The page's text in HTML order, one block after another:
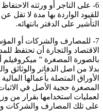
6- على التاجر أو ورثته الاحتفاظ
للقيود الواردة بها مدة لا
التأشير على الدفتر بانتهائه.
7- للمصارف والشركات أو
الاقتصاد والتجارة أن تحتفظ
بالصورة المصغرة ” ميكروفيلم
بدلا من اصل الدفاتر والوثائق
الأوراق المتصلة بأعمالها
المصغرة حجية الأصل في
لعمليات استخدامها بقرار من
على تلك المصارف والشركات